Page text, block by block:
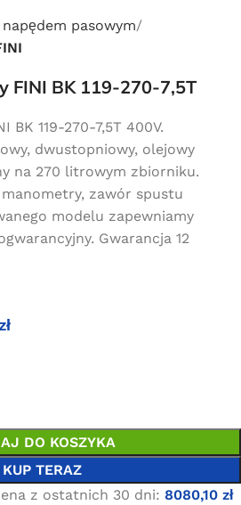
pasowym
FINI BK 119-270-7,5T
BK 119-270-7,5T 400V.
dwustopniowy, olejowy
na 270 litrowym zbiorniku.
zawór spustu
modelu zapewniamy
Gwarancja 12
DO KOSZYKA
KUP TERAZ
z ostatnich 30 dni: 8080,10 zł